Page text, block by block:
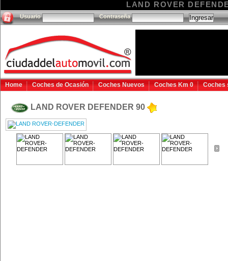
LAND ROVER
Usuario Contraseña
Home Coches de Ocasión Coches Nuevos Coches Km 0 Coches
LAND ROVER DEFENDER 90